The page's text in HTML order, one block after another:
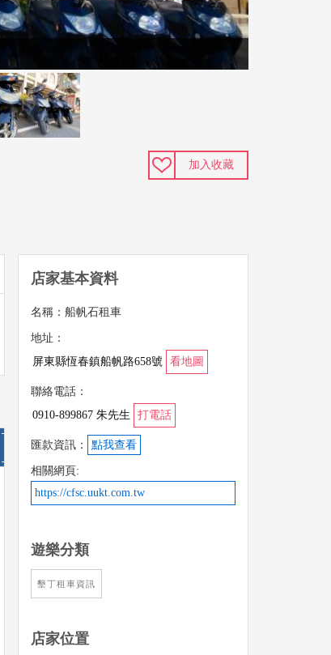
加入收藏
店家基本資料
名稱：船帆石租車
地址：
屏東縣恆春鎮船帆路658號 看地圖
聯絡電話：
0910-899867 朱先生
打電話
匯款資訊： 點我查看
相關網頁:
https://cfsc.uukt.com.tw
遊樂分類
墾丁租車資訊
店家位置